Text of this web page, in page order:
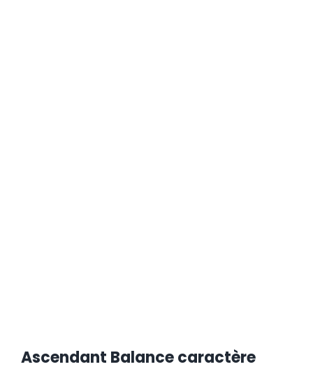
Ascendant Balance caractère